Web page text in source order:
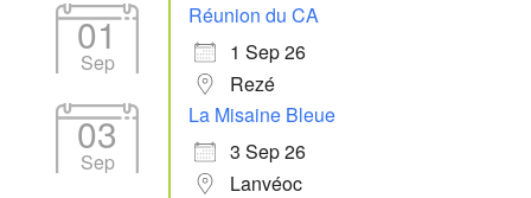
01
Sep
Réunion du CA
1 Sep 26
Rezé
03
Sep
La Misaine Bleue
3 Sep 26
Lanvéoc